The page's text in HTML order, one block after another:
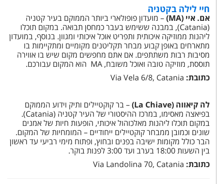
נגישות
עקבו אחרינו
חיי לילה בקטניה
אם. איי (MA
)– מועדון פופולארי ביותר הממוקם בעיר קטניה
(
Catania), במבנה ששימש בעבר כמחסן תבואה. במקום תוכלו
ליהנות ממוזיקה איכותית ותפריט אוכל איכותי ומגוון. בנוסף, במועדון
מתארחים באופן קבוע מבחר תקליטנים מקומיים ומתקיימות בו
מסיבות רבות משתתפים. אם אתם מחפשים מקום שיש בו אווירה
תוססת, מוזיקה טובה ואוכל משובח, MA הוא המקום עבורכם.
כתובת: Via Vela 6/8, Catania
לה קיאווה (La Chiave
)– בר קוקטיילים ותיק וידוע הממוקם
בפיאצה מאסימו, במרכז ההיסטורי של העיר קטניה (Catania
).
במקום תוכלו ליהנות מאלכוהול איכותי, הופעות חיות של אמנים
שונים וכמובן ממבחר קוקטיילים ייחודיים – המומחיות של המקום.
הבר כולל מקומות ישיבה בפנים ובחוץ, ופתוח מימי רביעי עד ראשון
בין השעות 18:00 בערב ועד 3:00 לפנות בוקר.
כתובת: Via Landolina 70, Catania